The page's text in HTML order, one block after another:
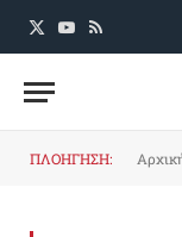
X
YouTube
RSS
ΠΛΟΗΓΗΣΗ: